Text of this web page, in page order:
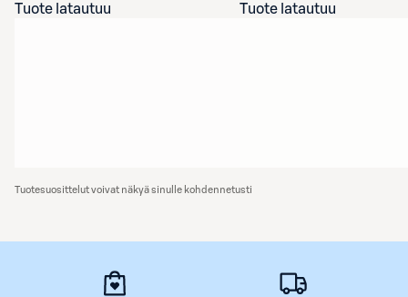
Tuote latautuu
Tuote latautuu
Tuotesuosittelut voivat näkyä sinulle kohdennetusti